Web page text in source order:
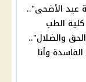
عيد الأضحى"..
الطب
والضلال"..
وأنا